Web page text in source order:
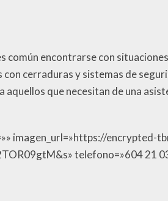
común encontrarse con
cerraduras y sistemas de
que necesitan de una
imagen_url=»https://encrypted-
telefono=»604 21